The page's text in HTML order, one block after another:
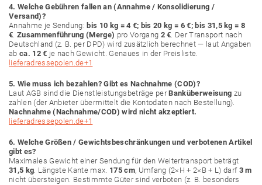
4. Welche Gebühren fallen an (Annahme / Konsolidierung /
Versand)?
Annahme je Sendung: bis 10 kg = 4 €; bis 20 kg = 6 €; bis 31,5 kg = 8
€. Zusammenführung (Merge) pro Vorgang 2 €. Der Transport nach
Deutschland (z. B. per DPD) wird zusätzlich berechnet — laut Angaben
ab ca. 12 € je nach Gewicht. Genaues in der Preisliste.
lieferadressepolen.de+1
5. Wie muss ich bezahlen? Gibt es Nachnahme (COD)?
Laut AGB sind die Dienstleistungsbeträge perBanküberweisung zu
zahlen (der Anbieter übermittelt die Kontodaten nach Bestellung).
Nachnahme (Nachnahme/COD) wird nicht akzeptiert.
lieferadressepolen.de+1
6. Welche Größen / Gewichtsbeschränkungen und verbotenen Artikel
gibt es?
Maximales Gewicht einer Sendung für den Weitertransport beträgt
31,5 kg. Längste Kante max. 175 cm, Umfang (2×H + 2×B + L) darf 3 m
nicht übersteigen. Bestimmte Güter sind verboten (z. B. besonders